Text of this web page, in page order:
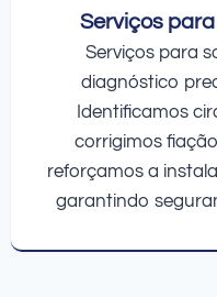
Serviços
Serviços para
diagnóstico
Identificamos
corrigimos
reforçamos a
garantindo